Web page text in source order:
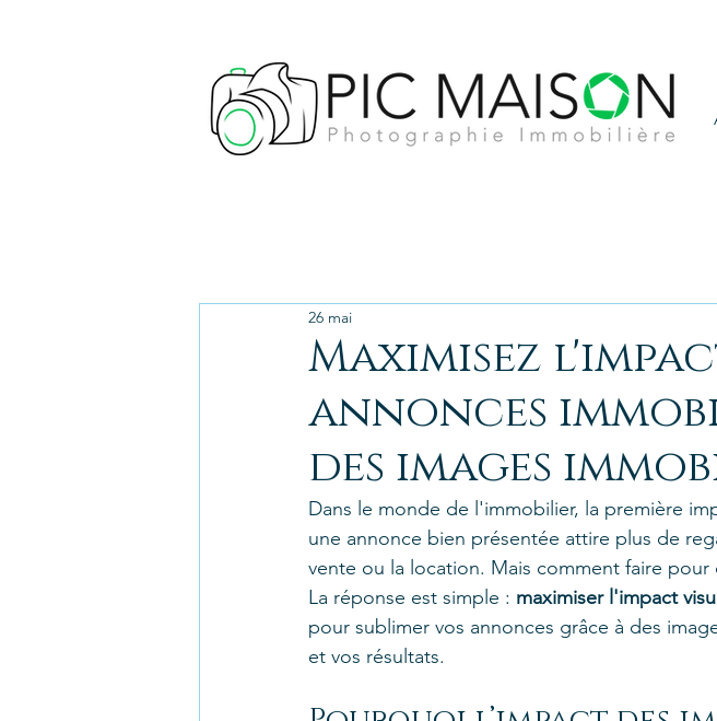
Maximisez
annonces
des images
26 mai
Dans le monde de l'immobilier, la première
une annonce bien présentée attire plus de
vente ou la location. Mais comment faire
La réponse est simple : maximiser l'impact
pour sublimer vos annonces grâce à des
et vos résultats.